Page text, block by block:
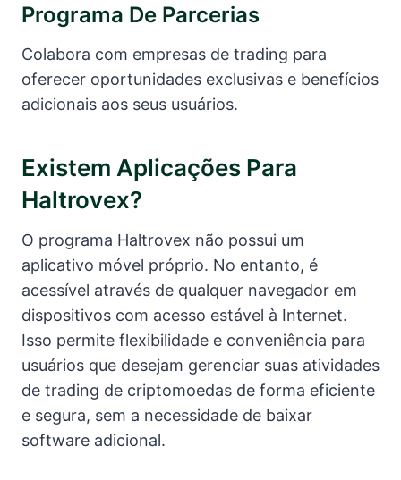
Programa De Parcerias
Colabora com empresas de trading para
oferecer oportunidades exclusivas e benefícios
adicionais aos seus usuários.
Existem Aplicações Para
Haltrovex?
O programa Haltrovex não possui um
aplicativo móvel próprio. No entanto, é
acessível através de qualquer navegador em
dispositivos com acesso estável à Internet.
Isso permite flexibilidade e conveniência para
usuários que desejam gerenciar suas atividades
de trading de criptomoedas de forma eficiente
e segura, sem a necessidade de baixar
software adicional.